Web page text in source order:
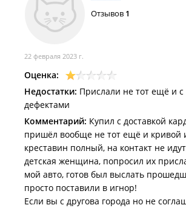
Отзывов 1
22 февраля 2023 г.
Оценка:
Недостатки: Прислали не тот ещё и
дефектами
Комментарий: Купил с доставкой
пришёл вообще не тот ещё и кривой
креставин полный, на контакт не
детская женщина, попросил их
мой авто, готов был выслать
просто поставили в игнор!
Если вы с другова города но не